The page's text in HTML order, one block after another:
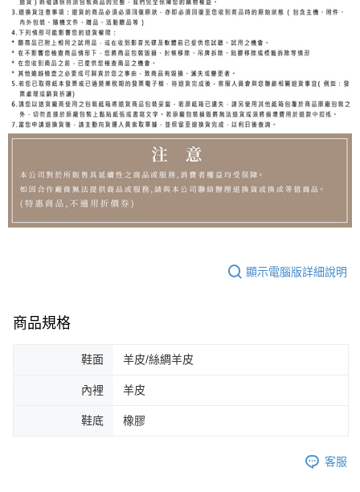
顯示電腦版詳細說明
商品規格
鞋面 羊皮/絲綢羊皮
內裡 羊皮
鞋底 橡膠
客服